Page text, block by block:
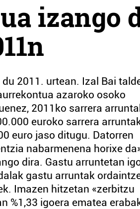
izango
2011. urtean. Izal Bai
azaroko osoko
2011ko sarrera
euroko sarrera
euro jaso ditugu. Datorren
nabarmenena horixe
dira. Gastu arruntetan
gastu arruntak
Imazen hitzetan «zerbitzu
%1,33 igoera ematea